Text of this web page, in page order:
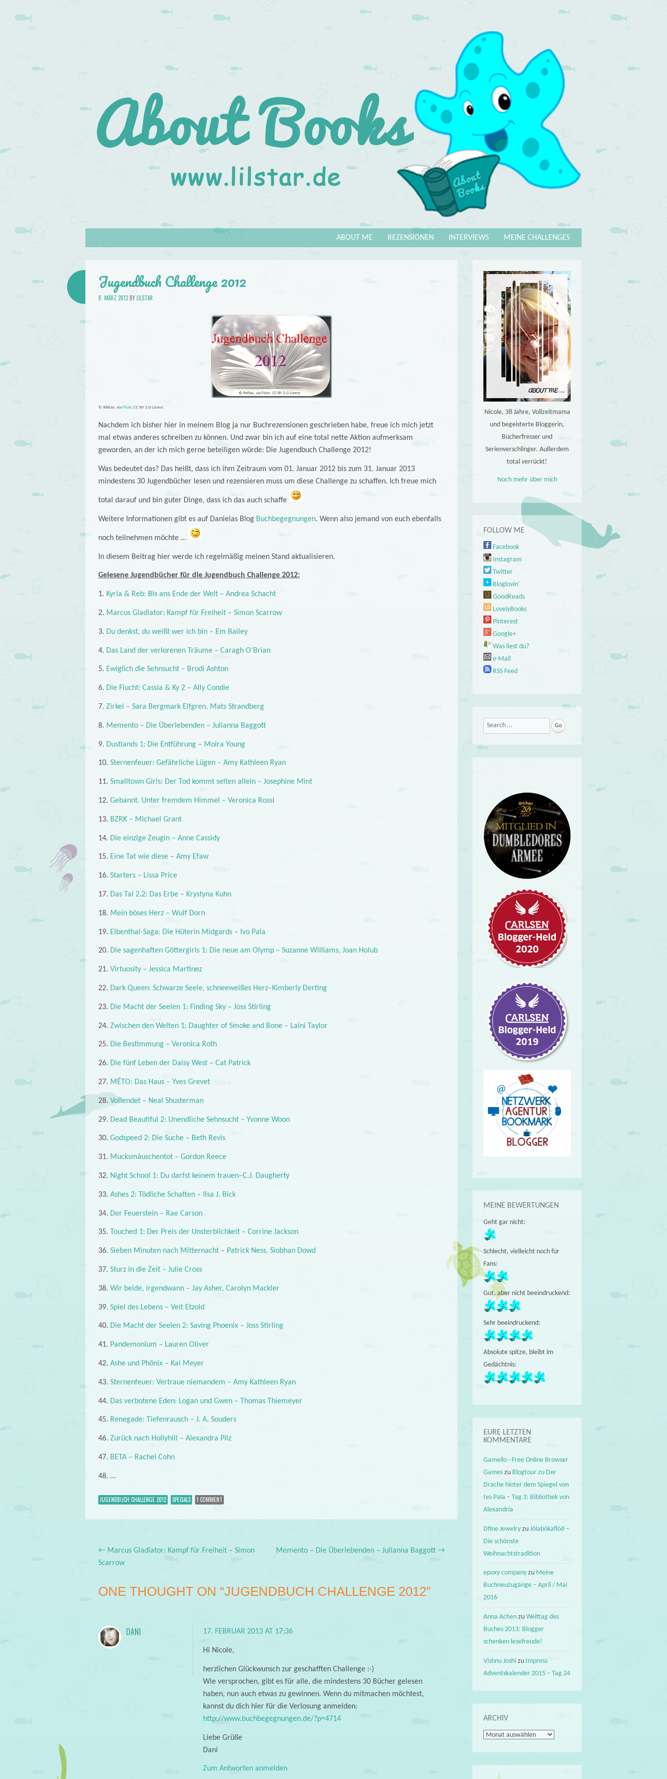
About
Books
Menu MEINE CHALLENGES
INTERVIEWS
REZENSIONEN
ABOUT ME
Jugendbuch Challenge 2012
8. MÄRZ 2012BYLILSTAR
© RkRao, via Flickr, CC BY 2.0 Lizenz
Nachdem ich bisher hier in meinem Blog ja nur Buchrezensionen geschrieben habe, freue ich mich jetzt
mal etwas anderes schreiben zu können. Und zwar bin ich auf eine total nette Aktion aufmerksam
geworden, an der ich mich gerne beteiligen würde: Die Jugendbuch Challenge 2012!
Was bedeutet das? Das heißt, dass ich ihm Zeitraum vom 01. Januar 2012 bis zum 31. Januar 2013
mindestens 30 Jugendbücher lesen und rezensieren muss um diese Challenge zu schaffen. Ich freue mich
total darauf und bin guter Dinge, dass ich das auch schaffe
Weitere Informationen gibt es auf Danielas Blog Buchbegegnungen. Wenn also jemand von euch ebenfalls
noch teilnehmen möchte …
In diesem Beitrag hier werde ich regelmäßig meinen Stand aktualisieren.
Gelesene Jugendbücher für die Jugendbuch Challenge 2012:
1. Kyria & Reb: Bis ans Ende der Welt – Andrea Schacht
2. Marcus Gladiator: Kampf für Freiheit – Simon Scarrow
3. Du denkst, du weißt wer ich bin – Em Bailey
4. Das Land der verlorenen Träume – Caragh O’Brian
5. Ewiglich die Sehnsucht – Brodi Ashton
6. Die Flucht: Cassia & Ky 2 – Ally Condie
7. Zirkel – Sara Bergmark Elfgren, Mats Strandberg
8. Memento – Die Überlebenden – Julianna Baggott
9. Dustlands 1: Die Entführung – Moira Young
10. Sternenfeuer: Gefährliche Lügen – Amy Kathleen Ryan
11. Smalltown Girls: Der Tod kommt selten allein – Josephine Mint
12. Gebannt. Unter fremdem Himmel – Veronica Rossi
13. BZRK – Michael Grant
14. Die einzige Zeugin – Anne Cassidy
15. Eine Tat wie diese – Amy Efaw
16. Starters – Lissa Price
17. Das Tal 2.2: Das Erbe – Krystyna Kuhn
18. Mein böses Herz – Wulf Dorn
19. Elbenthal-Saga: Die Hüterin Midgards – Ivo Pala
20. Die sagenhaften Göttergirls 1: Die neue am Olymp – Suzanne Williams, Joan Holub
21. Virtuosity – Jessica Martinez
22. Dark Queen: Schwarze Seele, schneeweißes Herz–Kimberly Derting
23. Die Macht der Seelen 1: Finding Sky – Joss Stirling
24. Zwischen den Welten 1: Daughter of Smoke and Bone – Laini Taylor
25. Die Bestimmung – Veronica Roth
26. Die fünf Leben der Daisy West – Cat Patrick
27. MÉTO: Das Haus – Yves Grevet
28. Vollendet – Neal Shusterman
29. Dead Beautiful 2: Unendliche Sehnsucht – Yvonne Woon
30. Godspeed 2: Die Suche – Beth Revis
31. Mucksmäuschentot – Gordon Reece
32. Night School 1: Du darfst keinem trauen–C.J. Daugherty
33. Ashes 2: Tödliche Schatten – Ilsa J. Bick
34. Der Feuerstein – Rae Carson
35. Touched 1: Der Preis der Unsterblichkeit – Corrine Jackson
36. Sieben Minuten nach Mitternacht – Patrick Ness, Siobhan Dowd
37. Sturz in die Zeit – Julie Cross
38. Wir beide, irgendwann – Jay Asher, Carolyn Mackler
39. Spiel des Lebens – Veit Etzold
40. Die Macht der Seelen 2: Saving Phoenix – Joss Stirling
41. Pandemonium – Lauren Oliver
42. Ashe und Phönix – Kai Meyer
43. Sternenfeuer: Vertraue niemandem – Amy Kathleen Ryan
44. Das verbotene Eden: Logan und Gwen – Thomas Thiemeyer
45. Renegade: Tiefenrausch – J. A. Souders
46. Zurück nach Hollyhill – Alexandra Pilz
47. BETA – Rachel Cohn
48. …
JUGENDBUCH CHALLENGE 2012 SPECIALS 1 COMMENT
Post navigation
←Marcus Gladiator: Kampf für Freiheit – Simon
Scarrow
Memento – Die Überlebenden – Julianna Baggott→
ONE THOUGHT ON “JUGENDBUCH CHALLENGE 2012”
DANI 17. FEBRUAR 2013 AT 17:36
Hi Nicole,
herzlichen Glückwunsch zur geschafften Challenge :-)
Wie versprochen, gibt es für alle, die mindestens 30 Bücher gelesen
haben, nun auch etwas zu gewinnen. Wenn du mitmachen möchtest,
kannst du dich hier für die Verlosung anmelden:
http://www.buchbegegnungen.de/?p=4714
Liebe Grüße
Dani
Zum Antworten anmelden
Nicole, 38 Jahre, Vollzeitmama
und begeisterte Bloggerin,
Bücherfresser und
Serienverschlinger. Außerdem
total verrückt!
Noch mehr über mich
FOLLOW ME
Facebook
Instagram
Twitter
Bloglovin'
GoodReads
LovelyBooks
Pinterest
Google+
Was liest du?
e-Mail
RSS Feed
Search
MEINE BEWERTUNGEN
Geht gar nicht:
Schlecht, vielleicht noch für
Fans:
Gut, aber nicht beeindruckend:
Sehr beeindruckend:
Absolute spitze, bleibt im
Gedächtnis:
EURE LETZTEN
KOMMENTARE
Gameilo - Free Online Browser
Games zu Blogtour zu Der
Drache hinter dem Spiegel von
Ivo Pala – Tag 3: Bibliothek von
Alexandria
Dfine Jewelry zuJólabókaflóð –
Die schönste
Weihnachtstradition
epoxy company zu Meine
Buchneuzugänge – April / Mai
2016
Anna Achen zuWelttag des
Buches 2013: Blogger
schenken lesefreude!
Vishnu Joshi zu Impress
Adventskalender 2015 – Tag 24
ARCHIV
Archiv